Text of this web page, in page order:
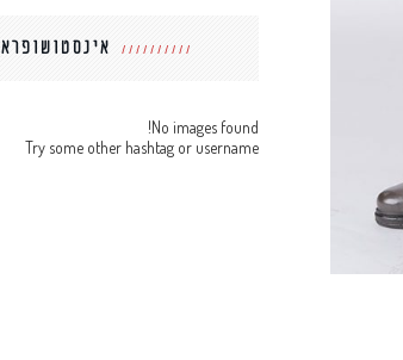
אינסטושופרא
No images found!
Try some other hashtag or username